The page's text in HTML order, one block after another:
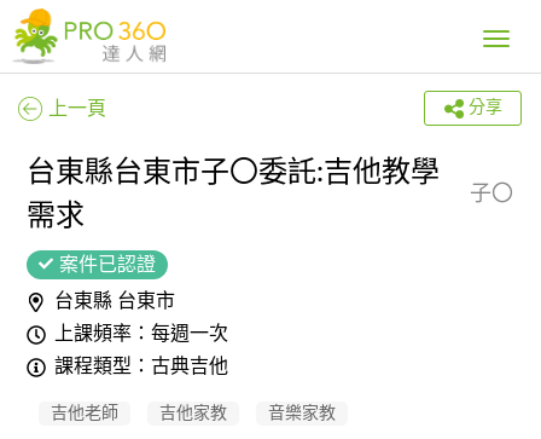
Toggle
上一頁 分享
台東縣台東市子〇委託:吉他教學
需求
子〇
案件已認證
台東縣 台東市
上課頻率：每週一次
課程類型：古典吉他
吉他老師 吉他家教 音樂家教